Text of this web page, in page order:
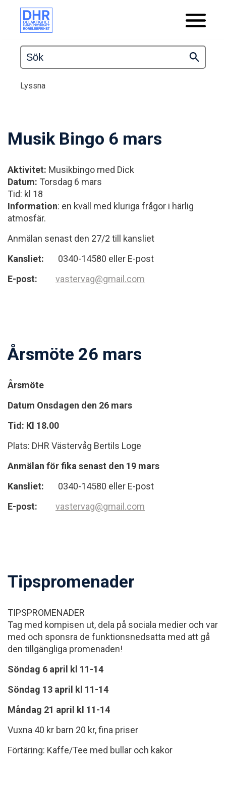
Lyssna
Musik Bingo 6 mars
Aktivitet: Musikbingo med Dick
Datum: Torsdag 6 mars
Tid: kl 18
Information: en kväll med kluriga frågor i härlig
atmosfär.
Anmälan senast den 27/2 till kansliet
Kansliet:
0340-14580 eller E-post
E-post:
vastervag@gmail.com
Årsmöte 26 mars
Årsmöte
Datum Onsdagen den 26 mars
Tid: Kl 18.00
Plats: DHR Västervåg Bertils Loge
Anmälan för fika senast den 19 mars
Kansliet:
0340-14580 eller E-post
E-post:
vastervag@gmail.com
Tipspromenader
TIPSPROMENADER
Tag med kompisen ut, dela på sociala medier och var
med och sponsra de funktionsnedsatta med att gå
den tillgängliga promenaden!
Söndag 6 april kl 11-14
Söndag 13 april kl 11-14
Måndag 21 april kl 11-14
Vuxna 40 kr barn 20 kr, fina priser
Förtäring: Kaffe/Tee med bullar och kakor